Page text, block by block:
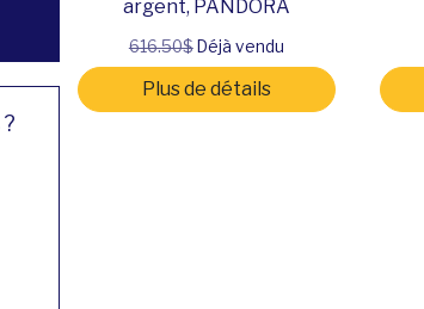
argent, PANDORA
616.50$Déjà vendu
Plus de détails